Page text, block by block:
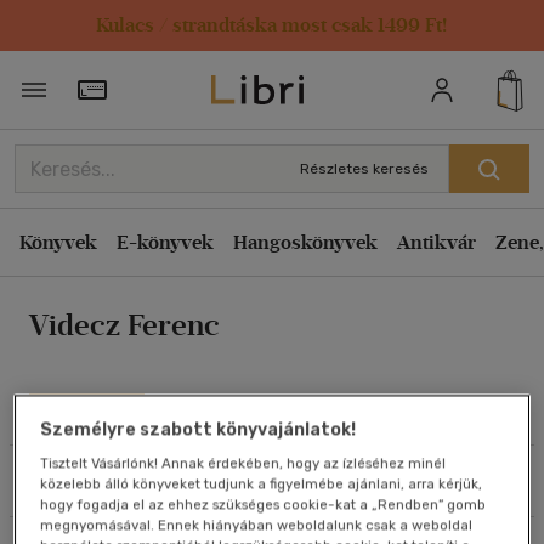
Kulacs / strandtáska most csak 1499 Ft!
Törzsvásárlói Kártya adatai
Részletes keresés
Könyvek E-könyvek Hangoskönyvek Antikvár
Videcz Ferenc
Művei
Szűrés Rendezés
Rendezés
Kiadás éve szerint csökkenő
Ár szerint csökkenő
Eladott darabszám szerint csökkenő
Cím szerint A-Z
Szerző szerint A-Z
Megjelenítés
Személyre szabott könyvajánlatok!
Tisztelt Vásárlónk! Annak érdekében, hogy az ízléséhez minél
közelebb álló könyveket tudjunk a figyelmébe ajánlani, arra kérjük,
hogy fogadja el az ehhez szükséges cookie-kat a „Rendben” gomb
megnyomásával. Ennek hiányában weboldalunk csak a weboldal